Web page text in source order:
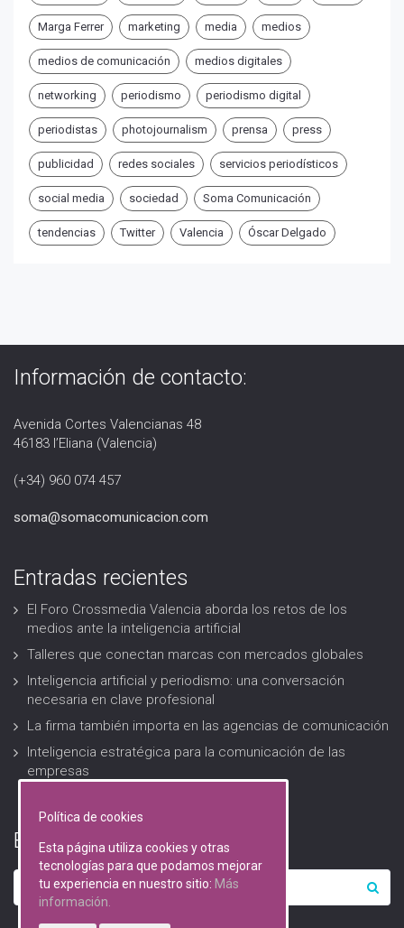
Marga Ferrer marketing media medios
medios de comunicación medios digitales
networking periodismo periodismo digital
periodistas photojournalism prensa press
publicidad redes sociales servicios periodísticos
social media sociedad Soma Comunicación
tendencias Twitter Valencia Óscar Delgado
Información de contacto:
Avenida Cortes Valencianas 48
46183 l’Eliana (Valencia)
(+34) 960 074 457
soma@somacomunicacion.com
Entradas recientes
El Foro Crossmedia Valencia aborda los retos de los
medios ante la inteligencia artificial
Talleres que conectan marcas con mercados globales
Inteligencia artificial y periodismo: una conversación
necesaria en clave profesional
La firma también importa en las agencias de comunicación
Inteligencia estratégica para la comunicación de las
empresas
Buscar…
Política de cookies
Esta página utiliza cookies y otras
tecnologías para que podamos mejorar
tu experiencia en nuestro sitio: Más
información.